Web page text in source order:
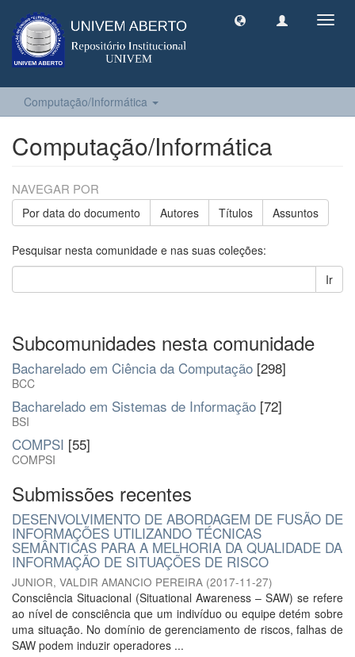
Computação/Informática
Computação/Informática
NAVEGAR POR
Por data do documento Autores Títulos Assuntos
Pesquisar nesta comunidade e nas suas coleções:
Ir
Subcomunidades nesta comunidade
Bacharelado em Ciência da Computação [298]
BCC
Bacharelado em Sistemas de Informação [72]
BSI
COMPSI [55]
COMPSI
Submissões recentes
DESENVOLVIMENTO DE ABORDAGEM DE FUSÃO DE
INFORMAÇÕES UTILIZANDO TÉCNICAS
SEMÂNTICAS PARA A MELHORIA DA QUALIDADE DA
INFORMAÇÃO DE SITUAÇÕES DE RISCO
JUNIOR, VALDIR AMANCIO PEREIRA (2017-11-27)
Consciência Situacional (Situational Awareness – SAW) se refere
ao nível de consciência que um indivíduo ou equipe detém sobre
uma situação. No domínio de gerenciamento de riscos, falhas de
SAW podem induzir operadores ...